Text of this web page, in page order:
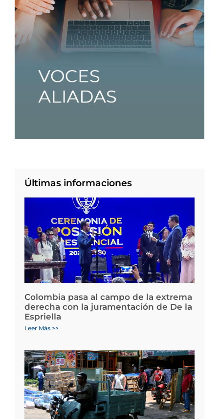
Últimas informaciones
Colombia pasa al campo de la extrema
derecha con la juramentación de De la
Espriella
Leer Más >>